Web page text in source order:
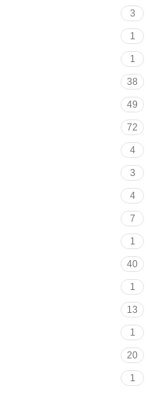
3
1
1
38
49
72
4
3
4
7
1
40
1
13
1
20
1